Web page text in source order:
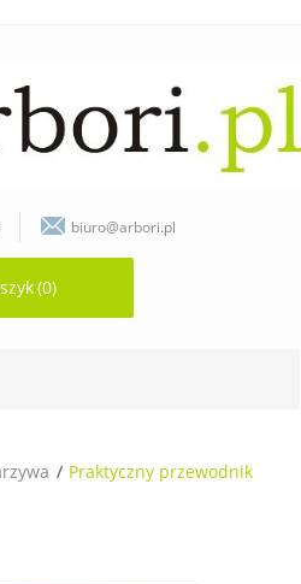
biuro@arbori.pl
(0)
Praktyczny przewodnik